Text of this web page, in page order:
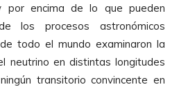
por encima de lo que pueden
los procesos astronómicos
todo el mundo examinaron la
neutrino en distintas longitudes
transitorio convincente en